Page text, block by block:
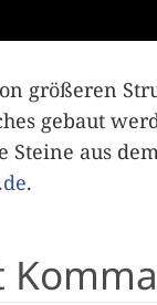
größeren
gebaut
Steine aus
.